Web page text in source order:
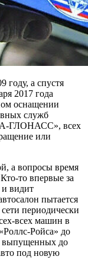
а спустя
2017 года
оснащении
служб
ГЛОНАСС», всех
или
а вопросы время
то впервые за
и видит
пытается
периодически
всех машин в
Ройса» до
выпущенных до
под новую